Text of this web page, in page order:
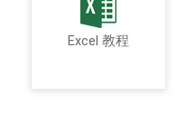
Excel 教程